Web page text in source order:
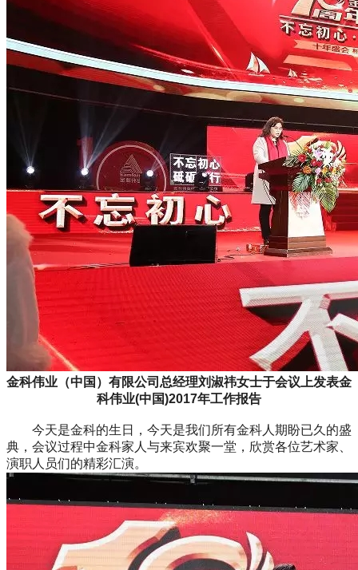
金科伟业（中国）有限公司总经理刘淑祎女士于会议上发表金
科伟业(中国)2017年工作报告
今天是金科的生日，今天是我们所有金科人期盼已久的盛
典，会议过程中金科家人与来宾欢聚一堂，欣赏各位艺术家、
演职人员们的精彩汇演。